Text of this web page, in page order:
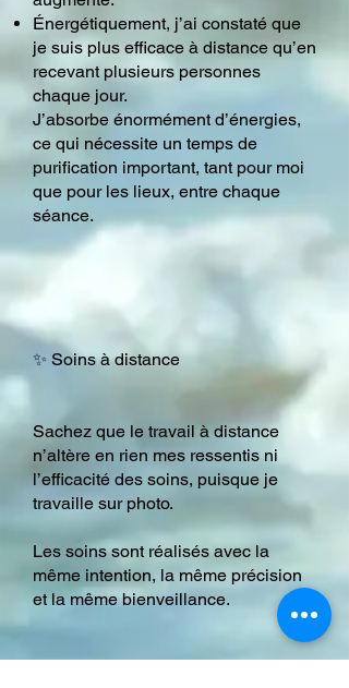
Énergétiquement, j’ai constaté que
je suis plus efficace à distance qu’en
recevant plusieurs personnes
chaque jour.
J’absorbe énormément d’énergies,
ce qui nécessite un temps de
purification important, tant pour moi
que pour les lieux, entre chaque
séance.
✨ Soins à distance
Sachez que le travail à distance
n’altère en rien mes ressentis ni
l’efficacité des soins, puisque je
travaille sur photo.
Les soins sont réalisés avec la
même intention, la même précision
et la même bienveillance.